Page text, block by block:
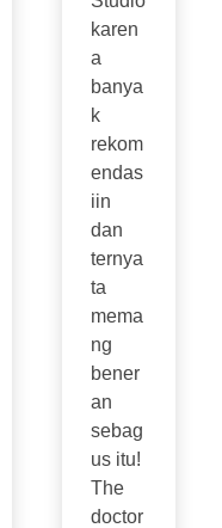
karen
a
banya
k
rekom
endas
iin
dan
ternya
ta
mema
ng
bener
an
sebag
us itu!
The
doctor